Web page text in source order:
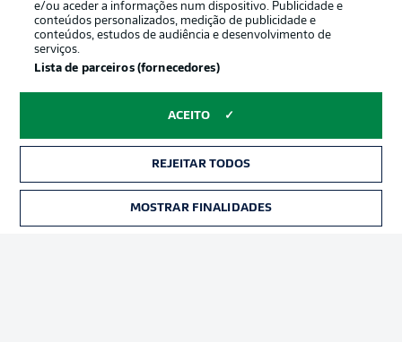
Gerir preferências Aviso de privacidade
Termos de uso Trabalhe conosco
e/ou aceder a informações num dispositivo. Publicidade e
conteúdos personalizados, medição de publicidade e
conteúdos, estudos de audiência e desenvolvimento de
serviços.
Lista de parceiros (fornecedores)
ACEITO
REJEITAR TODOS
MOSTRAR FINALIDADES